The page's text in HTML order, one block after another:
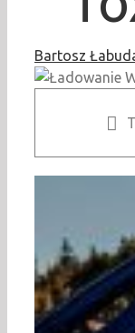
Bartosz